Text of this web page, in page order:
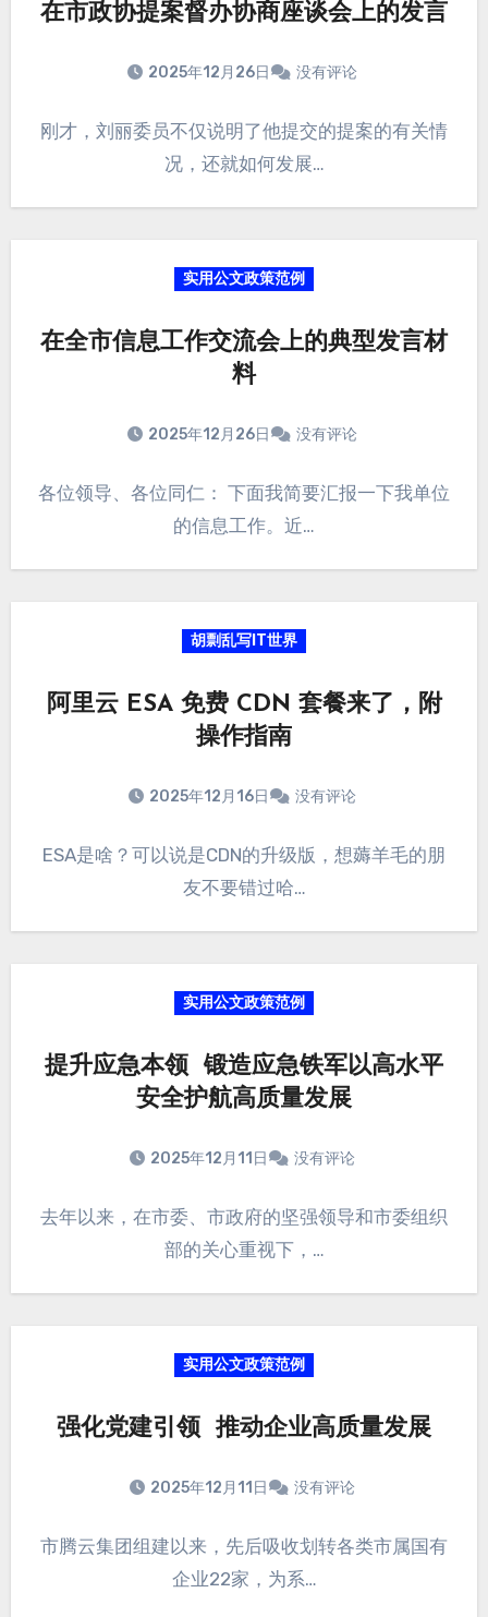
在市政协提案督办协商座谈会上的发言
2025年12月26日 没有评论
刚才，刘丽委员不仅说明了他提交的提案的有关情
况，还就如何发展…
实用公文政策范例
在全市信息工作交流会上的典型发言材
料
2025年12月26日 没有评论
各位领导、各位同仁： 下面我简要汇报一下我单位
的信息工作。近…
胡剽乱写IT世界
阿里云 ESA 免费 CDN 套餐来了，附
操作指南
2025年12月16日 没有评论
ESA是啥？可以说是CDN的升级版，想薅羊毛的朋
友不要错过哈…
实用公文政策范例
提升应急本领 锻造应急铁军以高水平
安全护航高质量发展
2025年12月11日 没有评论
去年以来，在市委、市政府的坚强领导和市委组织
部的关心重视下，…
实用公文政策范例
强化党建引领 推动企业高质量发展
2025年12月11日 没有评论
市腾云集团组建以来，先后吸收划转各类市属国有
企业22家，为系…